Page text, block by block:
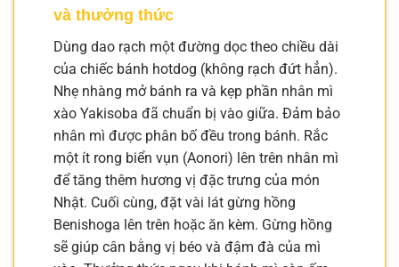
và thưởng thức
Dùng dao rạch một đường dọc theo chiều dài
của chiếc bánh hotdog (không rạch đứt hẳn).
Nhẹ nhàng mở bánh ra và kẹp phần nhân mì
xào Yakisoba đã chuẩn bị vào giữa. Đảm bảo
nhân mì được phân bố đều trong bánh. Rắc
một ít rong biển vụn (Aonori) lên trên nhân mì
để tăng thêm hương vị đặc trưng của món
Nhật. Cuối cùng, đặt vài lát gừng hồng
Benishoga lên trên hoặc ăn kèm. Gừng hồng
sẽ giúp cân bằng vị béo và đậm đà của mì